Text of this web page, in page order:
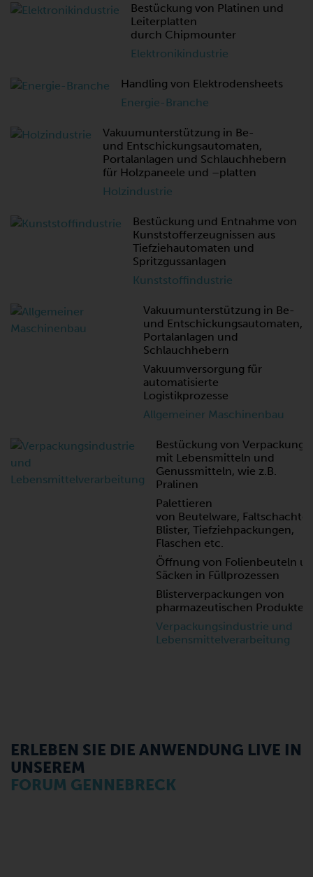
Bestückung von Platinen und
Leiterplatten
durch Chipmounter
Elektronikindustrie
Handling von Elektrodensheets
Energie-Branche
Vakuumunterstützung in Be-
und Entschickungsautomaten,
Portalanlagen und Schlauchhebern
für Holzpaneele und –platten
Holzindustrie
Bestückung und Entnahme von
Kunststofferzeugnissen aus
Tiefziehautomaten und
Spritzgussanlagen
Kunststoffindustrie
Vakuumunterstützung in Be-
und Entschickungsautomaten,
Portalanlagen und
Schlauchhebern
Vakuumversorgung für
automatisierte
Logistikprozesse
Allgemeiner Maschinenbau
Bestückung von
mit Lebensmitteln und
Genussmitteln, wie z.B.
Pralinen
Palettieren
von Beutelware,
Blister, Tiefziehpackungen,
Flaschen etc.
Öffnung von Folienbeuteln
Säcken in Füllprozessen
Blisterverpackungen von
pharmazeutischen Produkten
Verpackungsindustrie und
Lebensmittelverarbeitung
ERLEBEN SIE DIE ANWENDUNG LIVE IN
UNSEREM
FORUM GENNEBRECK